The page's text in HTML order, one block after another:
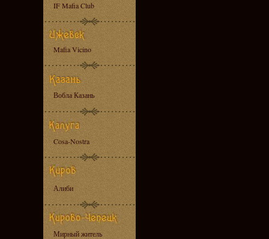
IF Mafia Club
Mafia Vicino
Вобла Казань
Cosa-Nostra
Алиби
Мирный житель